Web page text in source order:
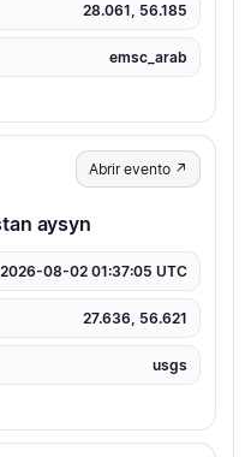
28.061, 56.185
emsc_arab
Abrir evento ↗
aysyn
2026-08-02 01:37:05 UTC
27.636, 56.621
usgs